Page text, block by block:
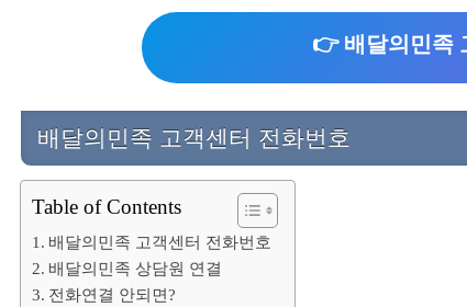
👉 배달의민족
배달의민족 고객센터 전화번호
Table of Contents
배달의민족 고객센터 전화번호
배달의민족 상담원 연결
전화연결 안되면?